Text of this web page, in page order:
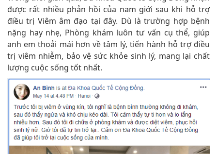
được rất nhiều phản hồi của nam giới sau khi hỗ trợ
điều trị Viêm âm đạo tại đây. Dù là trường hợp bệnh
nặng hay nhẹ, Phòng khám luôn tư vấn cụ thể, giúp
anh em thoải mái hơn về tâm lý, tiến hành hỗ trợ điều
trị viêm nhiễm, bảo vệ sức khỏe sinh lý, mang lại chất
lượng cuộc sống tốt nhất.